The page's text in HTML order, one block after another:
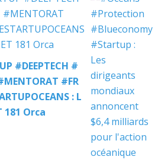
#DEEPTECH #
#FR
: L
181 Orca